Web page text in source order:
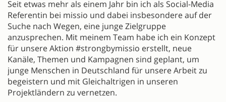
Seit etwas mehr als einem Jahr bin ich als Social-Media
Referentin bei missio und dabei insbesondere auf der
Suche nach Wegen, eine junge Zielgruppe
anzusprechen. Mit meinem Team habe ich ein Konzept
für unsere Aktion #strongbymissio erstellt, neue
Kanäle, Themen und Kampagnen sind geplant, um
junge Menschen in Deutschland für unsere Arbeit zu
begeistern und mit Gleichaltrigen in unseren
Projektländern zu vernetzen.